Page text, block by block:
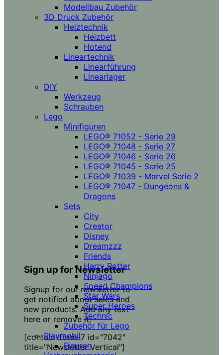
Sign up for Newsletter
Signup for our newsletter to
get notified about sales and
new products. Add any text
here or remove it.
[contact-form-7 id="7042"
title="Newsletter Vertical"]
Modellbau Zubehör
3D Druck Zubehör
Heiztechnik
Heizbett
Hotend
Lineartechnik
Linearführung
Linearlager
DIY
Werkzeug
Schrauben
Lego
Minifiguren
LEGO® 71052 - Serie 29
LEGO® 71048 - Serie 27
LEGO® 71046 - Serie 26
LEGO® 71045 - Serie 25
LEGO® 71039 - Marvel Serie 2
LEGO® 71047 - Dungeons &
Dragons
Sets
City
Creator
Disney
Dreamzzz
Friends
Harry Potter
Ninjago
Speed Champions
Star Wars
Super Heroes
Technic
Zubehör für Lego
Playmobil
Figuren